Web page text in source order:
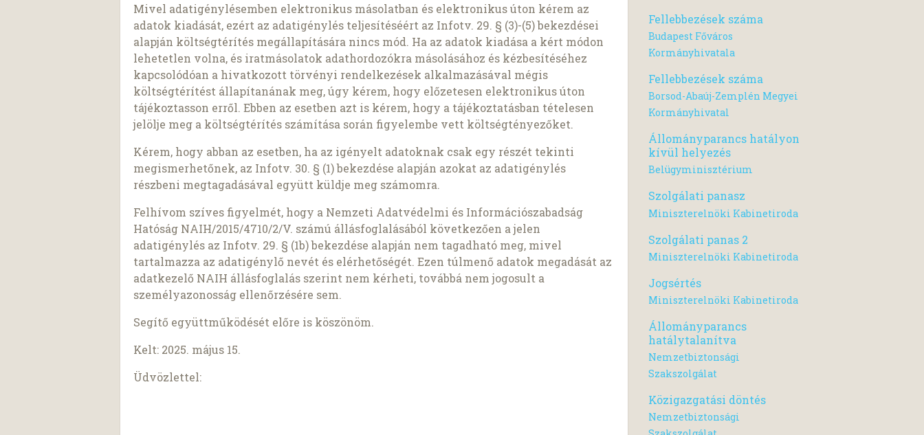
Mivel adatigénylésemben elektronikus másolatban és elektronikus úton kérem az
adatok kiadását, ezért az adatigénylés teljesítéséért az Infotv. 29. § (3)-(5) bekezdései
alapján költségtérítés megállapítására nincs mód. Ha az adatok kiadása a kért módon
lehetetlen volna, és iratmásolatok adathordozókra másolásához és kézbesítéséhez
kapcsolódóan a hivatkozott törvényi rendelkezések alkalmazásával mégis
költségtérítést állapítanának meg, úgy kérem, hogy előzetesen elektronikus úton
tájékoztasson erről. Ebben az esetben azt is kérem, hogy a tájékoztatásban tételesen
jelölje meg a költségtérítés számítása során figyelembe vett költségtényezőket.
Kérem, hogy abban az esetben, ha az igényelt adatoknak csak egy részét tekinti
megismerhetőnek, az Infotv. 30. § (1) bekezdése alapján azokat az adatigénylés
részbeni megtagadásával együtt küldje meg számomra.
Felhívom szíves figyelmét, hogy a Nemzeti Adatvédelmi és Információszabadság
Hatóság NAIH/2015/4710/2/V. számú állásfoglalásából következően a jelen
adatigénylés az Infotv. 29. § (1b) bekezdése alapján nem tagadható meg, mivel
tartalmazza az adatigénylő nevét és elérhetőségét. Ezen túlmenő adatok megadását az
adatkezelő NAIH állásfoglalás szerint nem kérheti, továbbá nem jogosult a
személyazonosság ellenőrzésére sem.
Segítő együttműködését előre is köszönöm.
Kelt: 2025. május 15.
Üdvözlettel:
Fellebbezések száma
Budapest Főváros
Kormányhivatala
Fellebbezések száma
Borsod-Abaúj-Zemplén Megyei
Kormányhivatal
Állományparancs hatályon
kívül helyezés
Belügyminisztérium
Szolgálati panasz
Miniszterelnöki Kabinetiroda
Szolgálati panas 2
Miniszterelnöki Kabinetiroda
Jogsértés
Miniszterelnöki Kabinetiroda
Állományparancs
hatálytalanítva
Nemzetbiztonsági
Szakszolgálat
Közigazgatási döntés
Nemzetbiztonsági